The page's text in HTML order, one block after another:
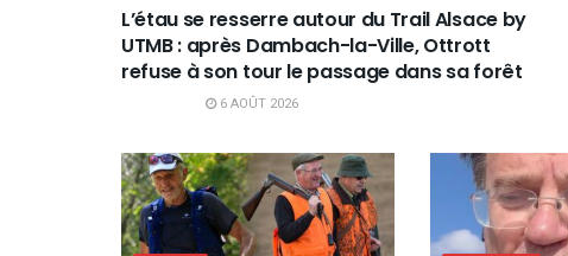
L’étau se resserre autour du Trail Alsace by
UTMB : après Dambach-la-Ville, Ottrott
refuse à son tour le passage dans sa forêt
6 AOÛT 2026